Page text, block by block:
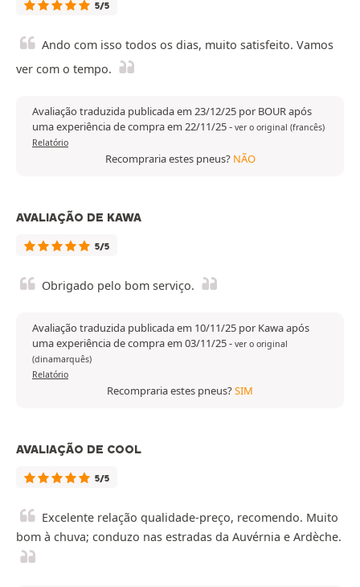
5/5
Ando com isso todos os dias, muito satisfeito. Vamos
ver com o tempo.
Avaliação traduzida publicada em 23/12/25 por BOUR após
uma experiência de compra em 22/11/25- ver o original (francês)
Relatório
Recompraria estes pneus? NÃO
AVALIAÇÃO DE KAWA
5/5
Obrigado pelo bom serviço.
Avaliação traduzida publicada em 10/11/25 por Kawa após
uma experiência de compra em 03/11/25- ver o original
(dinamarquês)
Relatório
Recompraria estes pneus?SIM
AVALIAÇÃO DE COOL
5/5
Excelente relação qualidade-preço, recomendo. Muito
bom à chuva; conduzo nas estradas da Auvérnia e Ardèche.